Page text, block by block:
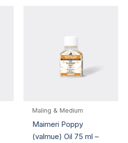
Maling & Medium
Maimeri Poppy
(valmue) Oil 75 ml –